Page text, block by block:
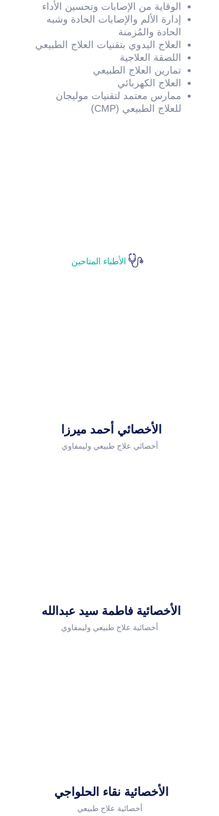
الوقاية من الإصابات وتحسين الأداء
إدارة الألم والإصابات الحادة وشبه
الحادة والمُزمنة
العلاج اليدوي بتقنيات العلاج الطبيعي
اللصقة العلاجية
تمارين العلاج الطبيعي
العلاج الكهربائي
ممارس معتمد لتقنيات موليجان
للعلاج الطبيعي (CMP)
الأطباء المتاحين
الأخصائي أحمد ميرزا
أخصائي علاج طبيعي وليمفاوي
الأخصائية فاطمة سيد عبدالله
أخصائية علاج طبيعي وليمفاوي
الأخصائية نقاء الحلواجي
أخصائية علاج طبيعي